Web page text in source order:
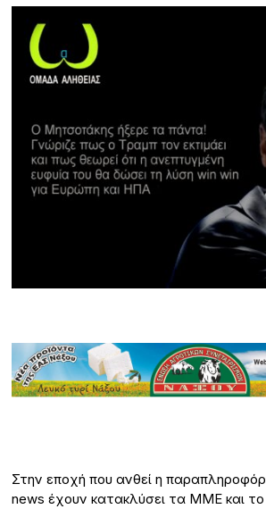
Στην εποχή που ανθεί η
news έχουν κατακλύσει τα ΜΜΕ και το